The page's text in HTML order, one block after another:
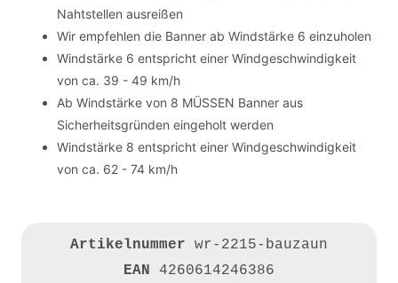
Nahtstellen ausreißen
Wir empfehlen die Banner ab Windstärke 6 einzuholen
Windstärke 6 entspricht einer Windgeschwindigkeit
von ca. 39 - 49 km/h
Ab Windstärke von 8 MÜSSEN Banner aus
Sicherheitsgründen eingeholt werden
Windstärke 8 entspricht einer Windgeschwindigkeit
von ca. 62 - 74 km/h
Artikelnummer wr-2215-bauzaun
EAN 4260614246386